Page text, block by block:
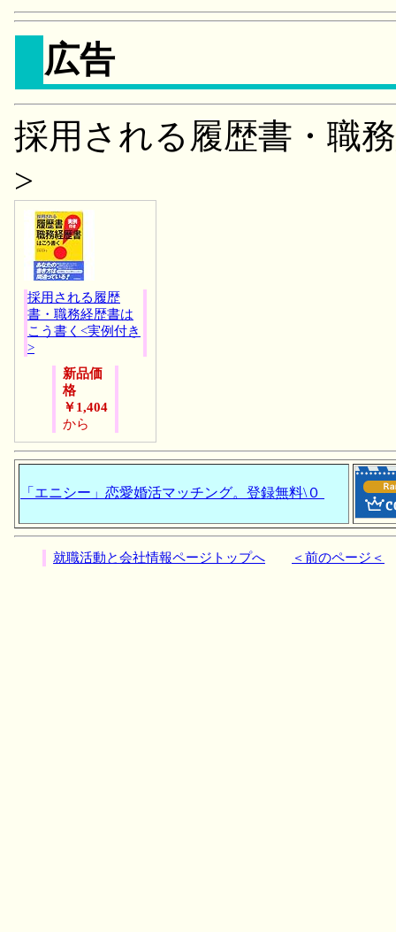
広告
採用される履歴書・職
>
採用される履歴
書・職務経歴書は
こう書く<実例付き
>
新品価
格
￥1,404
から
「エニシー」恋愛婚活マッチング。登録無料\０
就職活動と会社情報ページトップへ ＜前のページ＜